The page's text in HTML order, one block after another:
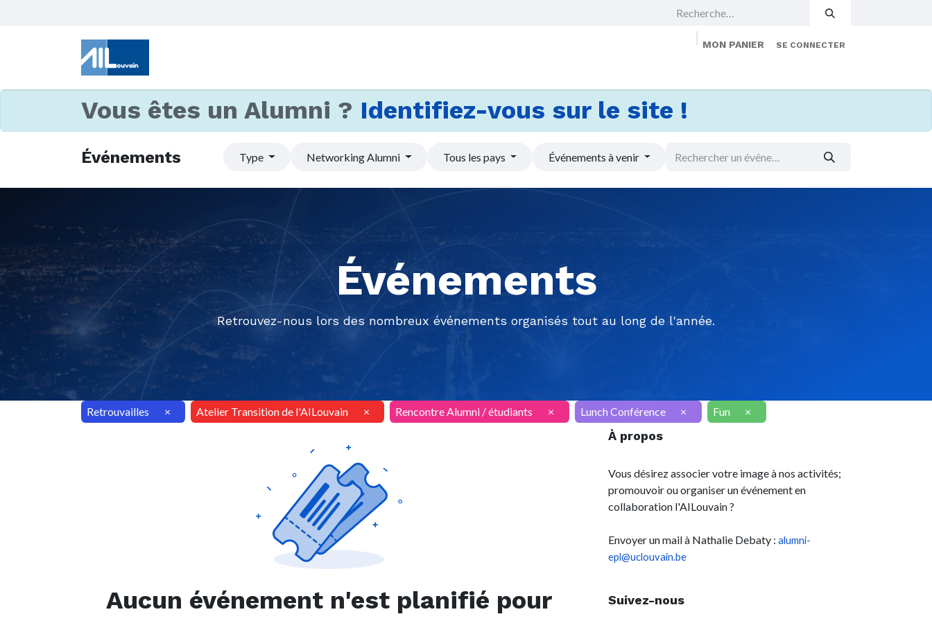
MON PANIER SE CONNECTER
Vous êtes un Alumni ? Identifiez-vous sur le site !
Événements Type Networking Alumni Tous les pays Événements à venir
Événements
Retrouvez-nous lors des nombreux événements organisés tout au long de l'année.
Retrouvailles × Atelier Transition de l'AILouvain × Rencontre Alumni / étudiants × Lunch Conférence × Fun ×
Aucun événement n'est planifié pour
À propos
Vous désirez associer votre image à nos activités;
promouvoir ou organiser un événement en
collaboration l'AILouvain ?
Envoyer un mail à Nathalie Debaty : alumni-
epl@uclouvain.be
Suivez-nous